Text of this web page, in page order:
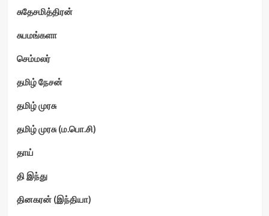
சுதேசமித்திரன்
சுபமங்களா
செம்மலர்
தமிழ் நேசன்
தமிழ் முரசு
தமிழ் முரசு (ம.பொ.சி)
தாய்
தி இந்து
தினகரன் (இந்தியா)